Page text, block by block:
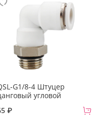
G1/8-4 Штуцер
угловой
₽